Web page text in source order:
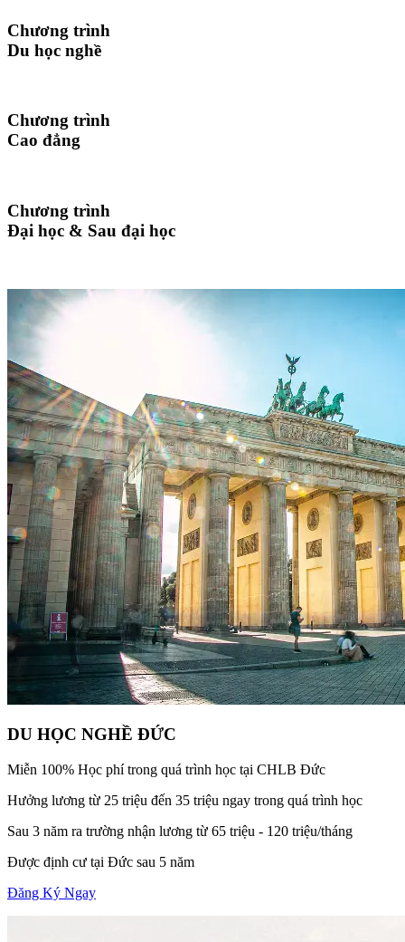
Chương trình
Du học nghề
Chương trình
Cao đẳng
Chương trình
Đại học & Sau đại học
DU HỌC NGHỀ ĐỨC
Miễn 100% Học phí trong quá trình học tại CHLB Đức
Hưởng lương từ 25 triệu đến 35 triệu ngay trong quá trình học
Sau 3 năm ra trường nhận lương từ 65 triệu - 120 triệu/tháng
Được định cư tại Đức sau 5 năm
Đăng Ký Ngay